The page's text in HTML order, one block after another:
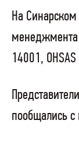
На
менеджмента
14001, OHSAS
пообщались